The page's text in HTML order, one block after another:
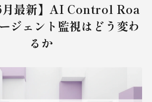
月最新】AI Control Roa
ジェント監視はどう変わ
るか